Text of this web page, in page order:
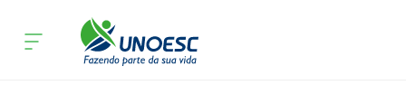
Cursos
acontece
Cultura